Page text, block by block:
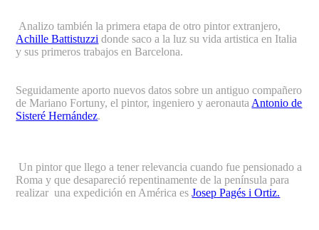
Analizo también la primera etapa de otro pintor extranjero,
Achille Battistuzzi donde saco a la luz su vida artistica en Italia
y sus primeros trabajos en Barcelona.
Seguidamente aporto nuevos datos sobre un antiguo compañero
de Mariano Fortuny, el pintor, ingeniero y aeronauta Antonio de
Sisteré Hernández.
Un pintor que llego a tener relevancia cuando fue pensionado a
Roma y que desapareció repentinamente de la península para
realizar una expedición en América esJosep Pagés i Ortiz.